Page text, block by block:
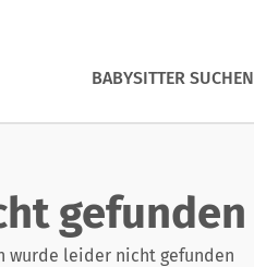
BABYSITTER SUCHEN
gefunden
wurde leider nicht gefunden